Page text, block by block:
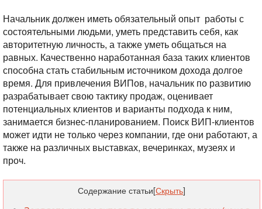
Начальник должен иметь обязательный опыт работы с
состоятельными людьми, уметь представить себя, как
авторитетную личность, а также уметь общаться на
равных. Качественно наработанная база таких клиентов
способна стать стабильным источником дохода долгое
время. Для привлечения ВИПов, начальник по развитию
разрабатывает свою тактику продаж, оценивает
потенциальных клиентов и варианты подхода к ним,
занимается бизнес-планированием. Поиск ВИП-клиентов
может идти не только через компании, где они работают, а
также на различных выставках, вечеринках, музеях и
проч.
Содержание статьи[Скрыть]